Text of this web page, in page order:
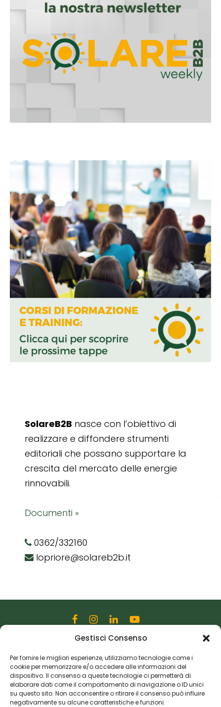
Gestisci Consenso
Per fornire le migliori esperienze, utilizziamo tecnologie come i
cookie per memorizzare e/o accedere alle informazioni del
dispositivo. Il consenso a queste tecnologie ci permetterà di
elaborare dati come il comportamento di navigazione o ID unici
su questo sito. Non acconsentire o ritirare il consenso può influire
negativamente su alcune caratteristiche e funzioni.
SolareB2B nasce con l’obiettivo di
realizzare e diffondere strumenti
editoriali che possano supportare la
crescita del mercato delle energie
rinnovabili.
Documenti »
0362/332160
lopriore@solareb2b.it
Via Martiri della Libertà, 28
20833 Giussano (MB)
P.I. 06982770965
Privacy Policy